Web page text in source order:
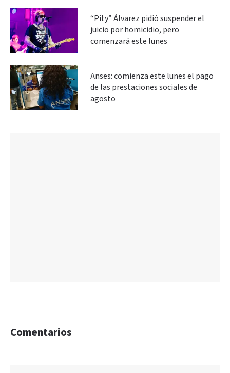
“Pity” Álvarez pidió suspender el
juicio por homicidio, pero
comenzará este lunes
Anses: comienza este lunes el pago
de las prestaciones sociales de
agosto
Comentarios